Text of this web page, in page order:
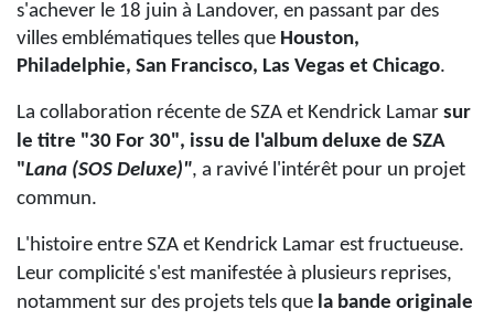
s'achever le 18 juin à Landover, en passant par des
villes emblématiques telles que Houston,
Philadelphie, San Francisco, Las Vegas et Chicago.
La collaboration récente de SZA et Kendrick Lamar sur
le titre "30 For 30", issu de l'album deluxe de SZA
"Lana (SOS Deluxe)", a ravivé l'intérêt pour un projet
commun.
L'histoire entre SZA et Kendrick Lamar est fructueuse.
Leur complicité s'est manifestée à plusieurs reprises,
notamment sur des projets tels que la bande originale